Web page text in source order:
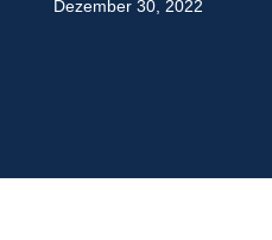
Dezember 30, 2022